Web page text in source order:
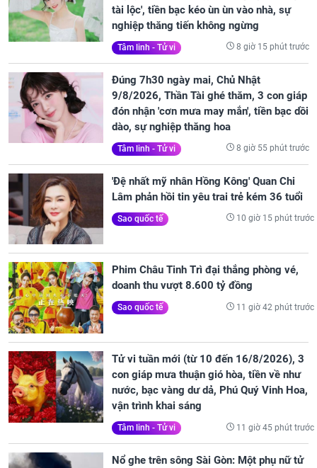
tài lộc', tiền bạc kéo ùn ùn vào nhà, sự
nghiệp thăng tiến không ngừng
Tâm linh - Tử vi 8 giờ 15 phút trước
Đúng 7h30 ngày mai, Chủ Nhật
9/8/2026, Thần Tài ghé thăm, 3 con giáp
đón nhận 'cơn mưa may mắn', tiền bạc dồi
dào, sự nghiệp thăng hoa
Tâm linh - Tử vi 8 giờ 55 phút trước
'Đệ nhất mỹ nhân Hồng Kông' Quan Chi
Lâm phản hồi tin yêu trai trẻ kém 36 tuổi
Sao quốc tế 10 giờ 15 phút trước
Phim Châu Tinh Trì đại thắng phòng vé,
doanh thu vượt 8.600 tỷ đồng
Sao quốc tế 11 giờ 42 phút trước
Tử vi tuần mới (từ 10 đến 16/8/2026), 3
con giáp mưa thuận gió hòa, tiền về như
nước, bạc vàng dư dả, Phú Quý Vinh Hoa,
vận trình khai sáng
Tâm linh - Tử vi 11 giờ 45 phút trước
Nổ ghe trên sông Sài Gòn: Một phụ nữ tử